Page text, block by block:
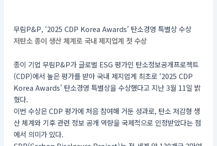
무림P&P, ‘2025 CDP Korea Awards’ 탄소경영 특별상 수상
저탄소 종이 생산 체계로 국내 제지업계 첫 수상
종이 기업 무림P&P가 글로벌 ESG 평가인 탄소정보공개프로젝트
(CDP)에서 높은 평가를 받아 국내 제지업계 최초로 ‘2025 CDP
Korea Awards’ 탄소경영 특별상을 수상했다고 지난 3월 11일 밝
혔다.
이번 수상은 CDP 평가에 처음 참여해 거둔 성과로, 탄소 저감형 생
산 체계와 기후 관련 정보 공개 역량을 국제적으로 인정받았다는 점
에서 의미가 있다.